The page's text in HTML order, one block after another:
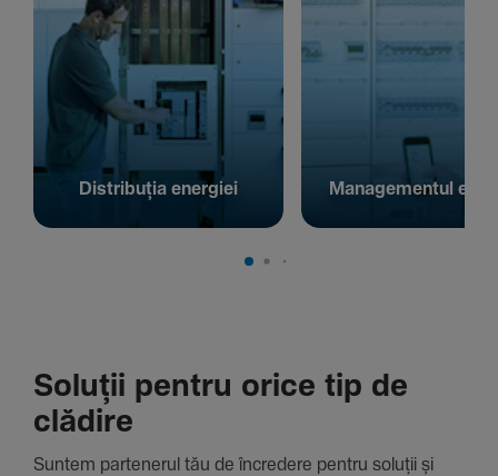
Distribuția energiei Managementul
Soluții pentru orice tip de
clădire
Suntem parte­nerul tău de încre­dere pentru soluții și